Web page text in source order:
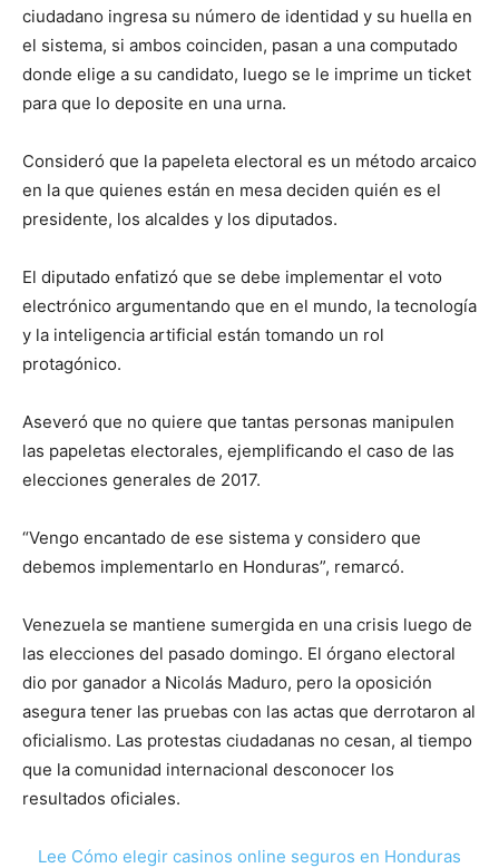
ciudadano ingresa su número de identidad y su huella en
el sistema, si ambos coinciden, pasan a una computado
donde elige a su candidato, luego se le imprime un ticket
para que lo deposite en una urna.
Consideró que la papeleta electoral es un método arcaico
en la que quienes están en mesa deciden quién es el
presidente, los alcaldes y los diputados.
El diputado enfatizó que se debe implementar el voto
electrónico argumentando que en el mundo, la tecnología
y la inteligencia artificial están tomando un rol
protagónico.
Aseveró que no quiere que tantas personas manipulen
las papeletas electorales, ejemplificando el caso de las
elecciones generales de 2017.
“Vengo encantado de ese sistema y considero que
debemos implementarlo en Honduras”, remarcó.
Venezuela se mantiene sumergida en una crisis luego de
las elecciones del pasado domingo. El órgano electoral
dio por ganador a Nicolás Maduro, pero la oposición
asegura tener las pruebas con las actas que derrotaron al
oficialismo. Las protestas ciudadanas no cesan, al tiempo
que la comunidad internacional desconocer los
resultados oficiales.
Lee Cómo elegir casinos online seguros en Honduras